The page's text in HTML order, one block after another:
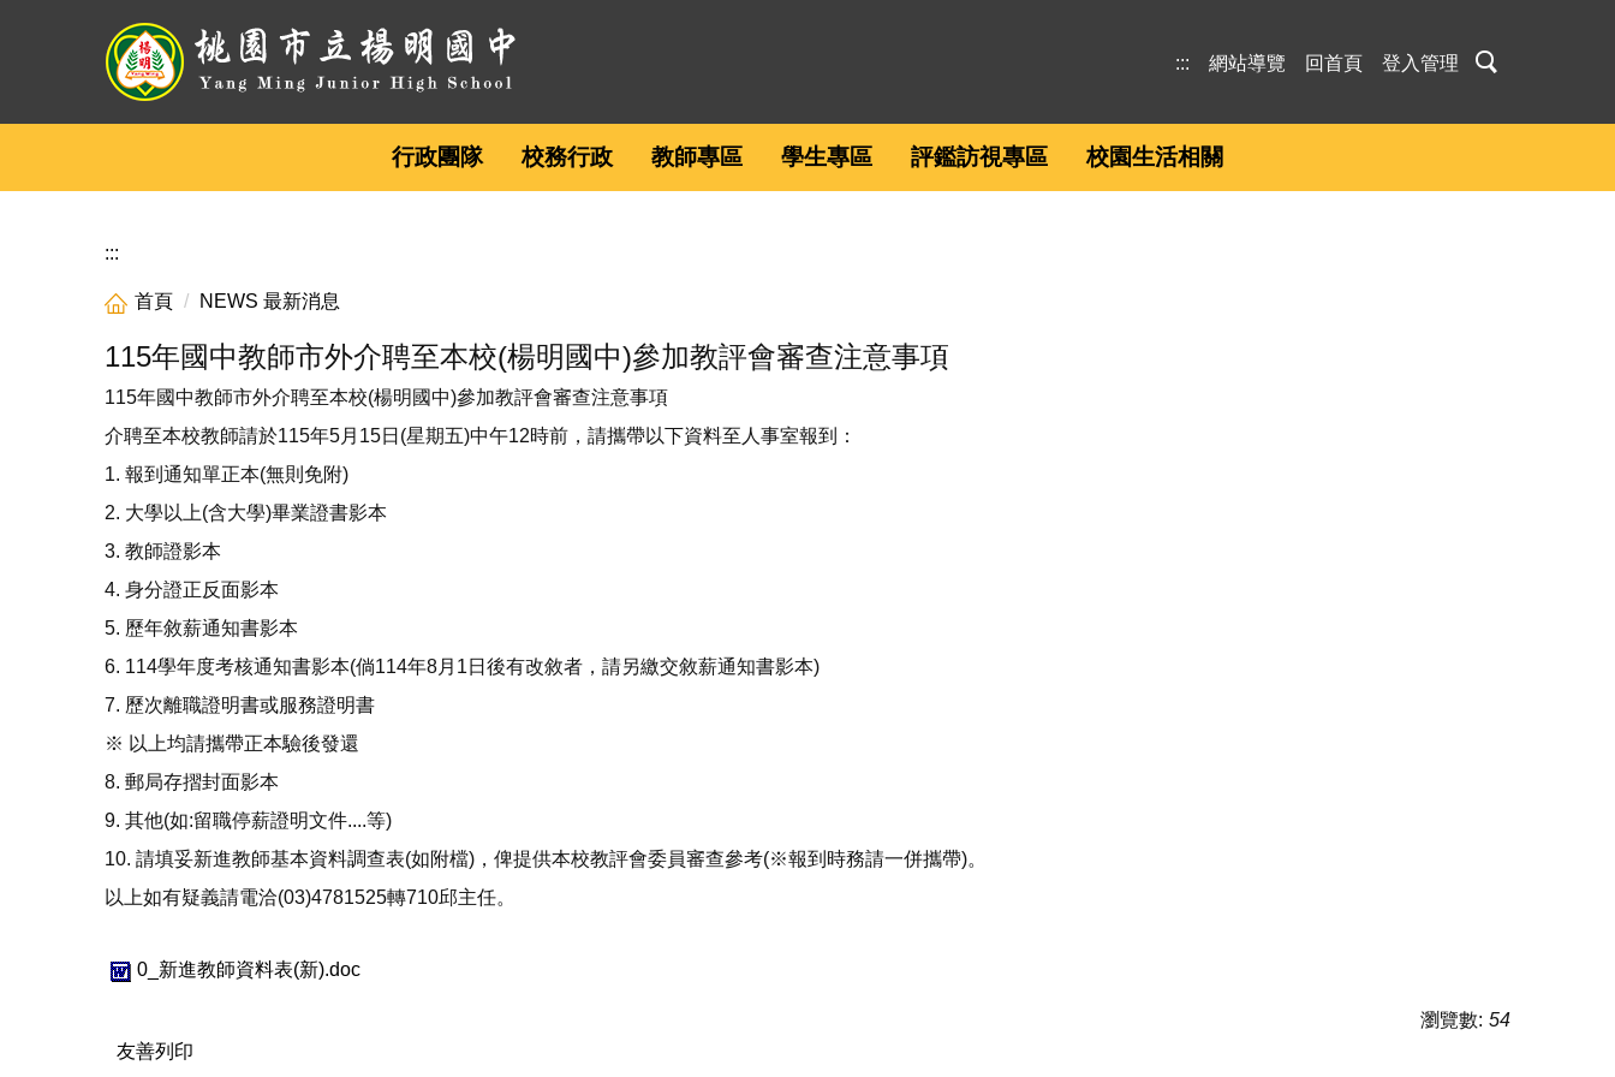
區
::: 網站導覽 回首頁 登入管理
行政團隊 校務行政 教師專區 學生專區 評鑑訪視專區 校園生活相關
:::
首頁 NEWS 最新消息
115年國中教師市外介聘至本校(楊明國中)參加教評會審查注意事項
115年國中教師市外介聘至本校(楊明國中)參加教評會審查注意事項
介聘至本校教師請於115年5月15日(星期五)中午12時前，請攜帶以下資料至人事室報到：
1. 報到通知單正本(無則免附)
2. 大學以上(含大學)畢業證書影本
3. 教師證影本
4. 身分證正反面影本
5. 歷年敘薪通知書影本
6. 114學年度考核通知書影本(倘114年8月1日後有改敘者，請另繳交敘薪通知書影本)
7. 歷次離職證明書或服務證明書
※ 以上均請攜帶正本驗後發還
8. 郵局存摺封面影本
9. 其他(如:留職停薪證明文件....等)
10. 請填妥新進教師基本資料調查表(如附檔)，俾提供本校教評會委員審查參考(※報到時務請一併攜帶)。
以上如有疑義請電洽(03)4781525轉710邱主任。
0_新進教師資料表(新).doc
瀏覽數: 54
友善列印